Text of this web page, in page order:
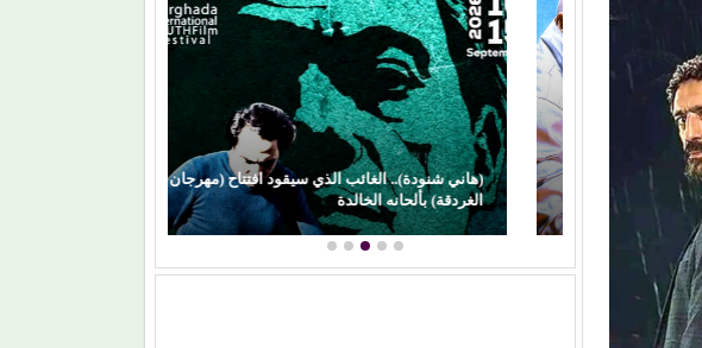
محطة في
(هاني شنودة).. الغائب الذي سيقود افتتاح (مهرجان
الغردقة) بألحانه الخالدة